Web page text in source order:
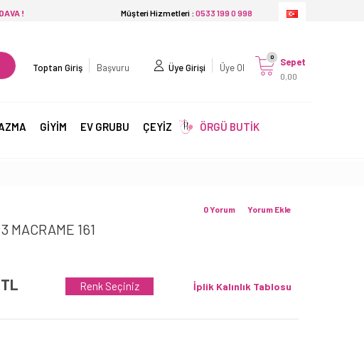
! Müşteri Hizmetleri : 0533 199 0 998
Başvuru
Toptan Giriş Üye Girişi Üye Ol Sepet
0,00
0
GİYİM EV GRUBU ÇEYİZ ÖRGÜ BUTİK
MACRAME 161
Yorum Ekle
0 Yorum
TL İplik Kalınlık Tablosu
Renk Seçiniz